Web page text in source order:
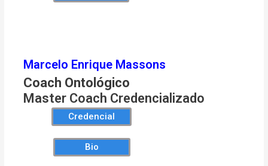
Marcelo Enrique Massons
Coach Ontológico
Master Coach Credencializado
Credencial
Bio